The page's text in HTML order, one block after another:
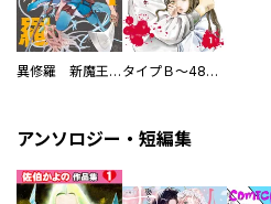
異修羅 新魔王戦争 タイプＢ～48時間後、致死率100％～【単話】
アンソロジー・短編集